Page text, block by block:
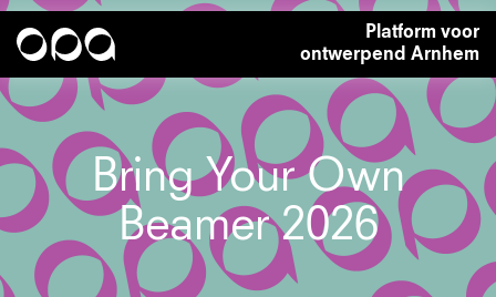
Overslaan
en
de
inhoud
gaan
Platform voor
ontwerpend Arnhem
Bring Your Own
Beamer 2026